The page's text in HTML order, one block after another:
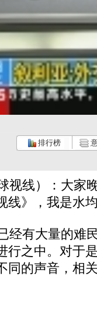
排行榜
线）：大家
线》，我是水
有大量的难
行之中。对于
同的声音，相